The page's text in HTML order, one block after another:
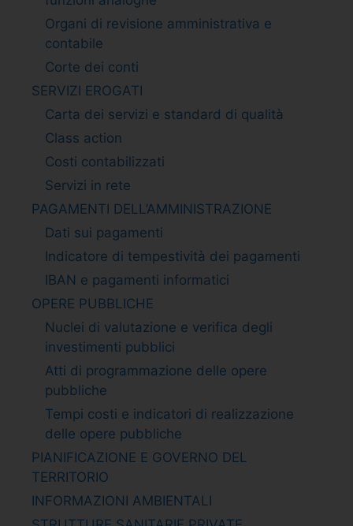
Organi di revisione amministrativa e
contabile
Corte dei conti
SERVIZI EROGATI
Carta dei servizi e standard di qualità
Class action
Costi contabilizzati
Servizi in rete
PAGAMENTI DELL’AMMINISTRAZIONE
Dati sui pagamenti
Indicatore di tempestività dei pagamenti
IBAN e pagamenti informatici
OPERE PUBBLICHE
Nuclei di valutazione e verifica degli
investimenti pubblici
Atti di programmazione delle opere
pubbliche
Tempi costi e indicatori di realizzazione
delle opere pubbliche
PIANIFICAZIONE E GOVERNO DEL
TERRITORIO
INFORMAZIONI AMBIENTALI